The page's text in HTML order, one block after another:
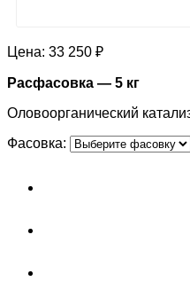
Цена: 33 250 ₽
Расфасовка — 5 кг
Оловоорганический
Фасовка: